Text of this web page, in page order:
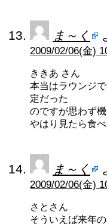
ま～く
2009/02/06(金)
ききあ さん
本当はラウンジ
定だった
のですが思わず
やはり見たら食
ま～く
2009/02/06(金)
さとさん
そういえば来年